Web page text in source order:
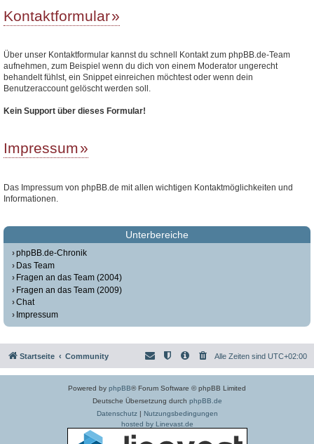
Kontaktformular
Über unser Kontaktformular kannst du schnell Kontakt zum phpBB.de-Team
aufnehmen, zum Beispiel wenn du dich von einem Moderator ungerecht
behandelt fühlst, ein Snippet einreichen möchtest oder wenn dein
Benutzeraccount gelöscht werden soll.
Kein Support über dieses Formular!
Impressum
Das Impressum von phpBB.de mit allen wichtigen Kontaktmöglichkeiten und
Informationen.
Unterbereiche
phpBB.de-Chronik
Das Team
Fragen an das Team (2004)
Fragen an das Team (2009)
Chat
Impressum
Startseite Community Alle Zeiten sind UTC+02:00
Powered by phpBB® Forum Software © phpBB Limited
Deutsche Übersetzung durch phpBB.de
Datenschutz| Nutzungsbedingungen
hosted by Linevast.de